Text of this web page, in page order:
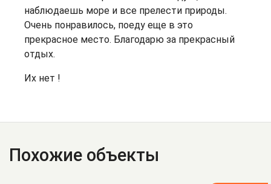
наблюдаешь море и все прелести природы.
Очень понравилось, поеду еще в это
прекрасное место. Благодарю за прекрасный
отдых.
Их нет !
Похожие объекты